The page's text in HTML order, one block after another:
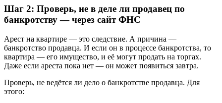
Шаг 2: Проверь, не в деле ли продавец по
банкротству — через сайт ФНС
Арест на квартире — это следствие. А причина —
банкротство продавца. И если он в процессе банкротства, то
квартира — его имущество, и её могут продать на торгах.
Даже если ареста пока нет — он может появиться завтра.
Проверь, не ведётся ли дело о банкротстве продавца. Для
этого: